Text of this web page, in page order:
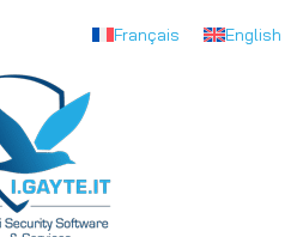
Français English